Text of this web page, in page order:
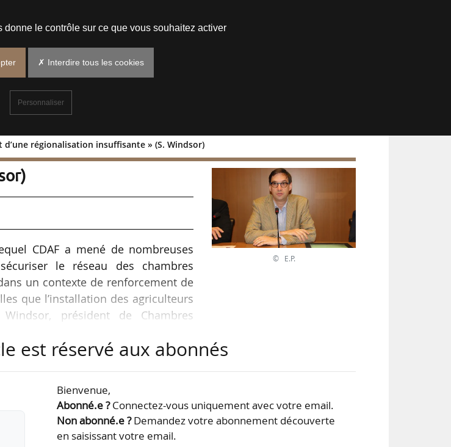
régionalisation insuffisante » (S. Windsor)
le constat d’une
CDAF a mené de nombreuses
le réseau des chambres
un contexte de renforcement de
que l’installation des agriculteurs
président de Chambres
du réseau des chambres
qui doivent désormais se
le constat d’une…
© E.P.
est réservé aux abonnés
Bienvenue,
Abonné.e ?Connectez-vous uniquement avec votre email.
Non abonné.e ?Demandez votre abonnement découverte
en saisissant votre email.
le contrôle sur ce que vous souhaitez activer
✗ Interdire tous les cookies
Personnaliser